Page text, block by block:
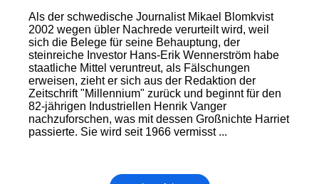
Als der schwedische Journalist Mikael Blomkvist
2002 wegen übler Nachrede verurteilt wird, weil
sich die Belege für seine Behauptung, der
steinreiche Investor Hans-Erik Wennerström habe
staatliche Mittel veruntreut, als Fälschungen
erweisen, zieht er sich aus der Redaktion der
Zeitschrift "Millennium" zurück und beginnt für den
82-jährigen Industriellen Henrik Vanger
nachzuforschen, was mit dessen Großnichte Harriet
passierte. Sie wird seit 1966 vermisst ...